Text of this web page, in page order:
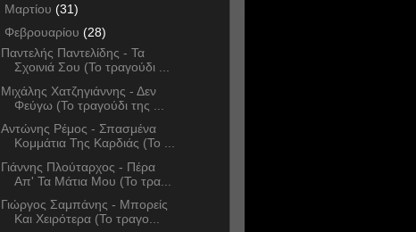
Μαρτίου (31)
Φεβρουαρίου (28)
Παντελής Παντελίδης - Τα
Σχοινιά Σου (Το τραγούδι ...
Μιχάλης Χατζηγιάννης - Δεν
Φεύγω (Το τραγούδι της ...
Αντώνης Ρέμος - Σπασμένα
Κομμάτια Της Καρδιάς (Το ...
Γιάννης Πλούταρχος - Πέρα
Απ' Τα Μάτια Μου (Το τρα...
Γιώργος Σαμπάνης - Μπορείς
Και Χειρότερα (Το τραγο...